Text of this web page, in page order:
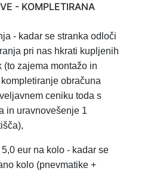
- KOMPLETIRANA
- kadar se stranka odloči
pri nas hkrati kupljenih
(to zajema montažo in
obračuna
ceniku toda s
in uravnovešenje 1
eur na kolo - kadar se
kolo (pnevmatike +